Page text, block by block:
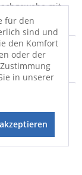
mit
für den
sind und
den Komfort
oder der
in unserer